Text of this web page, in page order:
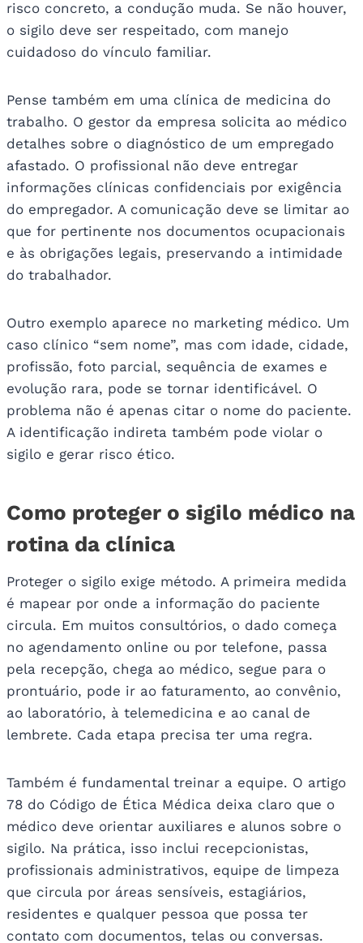
risco concreto, a condução muda. Se não houver,
o sigilo deve ser respeitado, com manejo
cuidadoso do vínculo familiar.
Pense também em uma clínica de medicina do
trabalho. O gestor da empresa solicita ao médico
detalhes sobre o diagnóstico de um empregado
afastado. O profissional não deve entregar
informações clínicas confidenciais por exigência
do empregador. A comunicação deve se limitar ao
que for pertinente nos documentos ocupacionais
e às obrigações legais, preservando a intimidade
do trabalhador.
Outro exemplo aparece no marketing médico. Um
caso clínico “sem nome”, mas com idade, cidade,
profissão, foto parcial, sequência de exames e
evolução rara, pode se tornar identificável. O
problema não é apenas citar o nome do paciente.
A identificação indireta também pode violar o
sigilo e gerar risco ético.
Como proteger o sigilo médico na
rotina da clínica
Proteger o sigilo exige método. A primeira medida
é mapear por onde a informação do paciente
circula. Em muitos consultórios, o dado começa
no agendamento online ou por telefone, passa
pela recepção, chega ao médico, segue para o
prontuário, pode ir ao faturamento, ao convênio,
ao laboratório, à telemedicina e ao canal de
lembrete. Cada etapa precisa ter uma regra.
Também é fundamental treinar a equipe. O artigo
78 do Código de Ética Médica deixa claro que o
médico deve orientar auxiliares e alunos sobre o
sigilo. Na prática, isso inclui recepcionistas,
profissionais administrativos, equipe de limpeza
que circula por áreas sensíveis, estagiários,
residentes e qualquer pessoa que possa ter
contato com documentos, telas ou conversas.